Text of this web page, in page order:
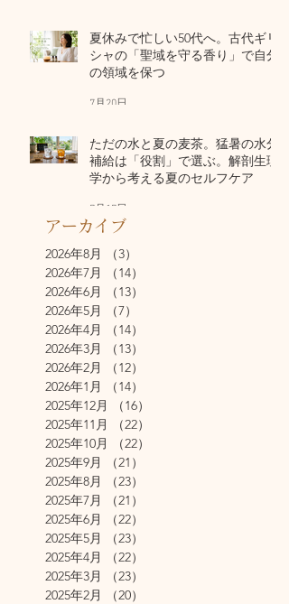
夏休みで忙しい50代へ。古代ギリ
シャの「聖域を守る香り」で自分
の領域を保つ
7月20日
ただの水と夏の麦茶。猛暑の水分
補給は「役割」で選ぶ。解剖生理
学から考える夏のセルフケア
7月17日
アーカイブ
2026年8月
（3）
2026年7月
（14）
2026年6月
（13）
2026年5月
（7）
2026年4月
（14）
2026年3月
（13）
2026年2月
（12）
2026年1月
（14）
2025年12月
（16）
2025年11月
（22）
2025年10月
（22）
2025年9月
（21）
2025年8月
（23）
2025年7月
（21）
2025年6月
（22）
2025年5月
（23）
2025年4月
（22）
2025年3月
（23）
2025年2月
（20）